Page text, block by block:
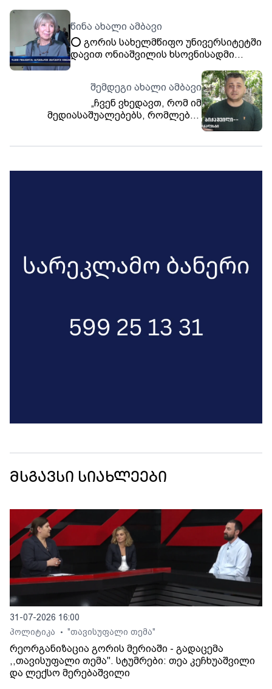
წინა ახალი ამბავი
⭕️ გორის სახელმწიფო უნივერსიტეტში
დავით ონიაშვილის ხსოვნისადმი
შემდეგი ახალი ამბავი
„ჩვენ ვხედავთ, რომ იმ
მედიასაშუალებებს, რომლებიც
მსგავსი სიახლეები
31-07-2026 16:00
პოლიტიკა
• "თავისუფალი თემა"
რეორგანიზაცია გორის მერიაში - გადაცემა
,,თავისუფალი თემა". სტუმრები: თეა კეჩხუაშვილი
და ლექსო მერებაშვილი